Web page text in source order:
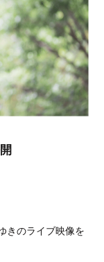
きのライブ映像を